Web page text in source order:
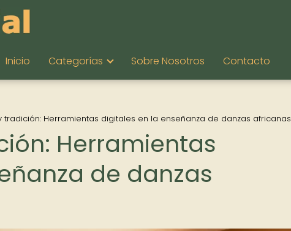
Inicio Categorías Sobre Nosotros Contacto
tradición: Herramientas digitales en la enseñanza de danzas africanas
Herramientas
de danzas